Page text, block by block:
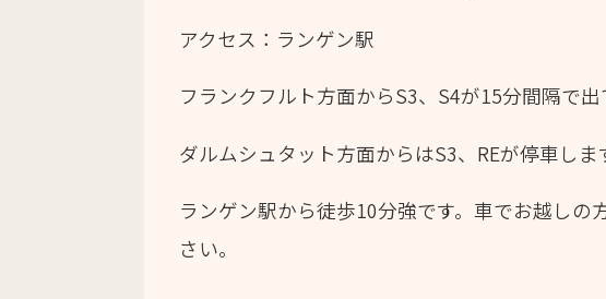
アクセス：ランゲン駅
フランクフルト方面からS3、S4が15分間隔で
ダルムシュタット方面からはS3、REが停車しま
ランゲン駅から徒歩10分強です。車でお越し
さい。